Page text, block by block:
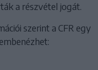
a részvétel jogát.
szerint a CFR egy